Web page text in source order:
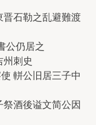
晋石勒之乱避難渡
公仍居之
州刺史
軿公旧居三子中
酒後谥文简公因